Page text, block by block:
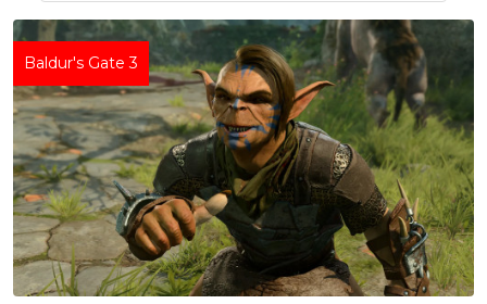
Baldur's Gate 3